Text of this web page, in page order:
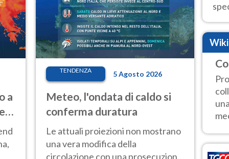
a
TENDENZA 5 Agosto 2026
Meteo, l'ondata di caldo si
conferma duratura
Le attuali proiezioni non mostrano
una vera modifica della
circolazione con una prosecuzione